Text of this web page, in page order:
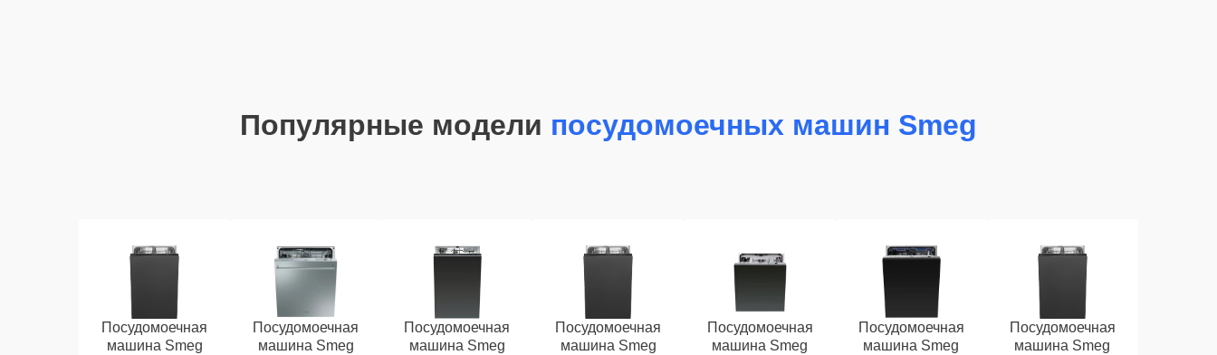
Популярные модели посудомоечных машин Smeg
Посудомоечная
машина Smeg
Посудомоечная
машина Smeg
Посудомоечная
машина Smeg
Посудомоечная
машина Smeg
Посудомоечная
машина Smeg
Посудомоечная
машина Smeg
Посудомоечная
машина Smeg